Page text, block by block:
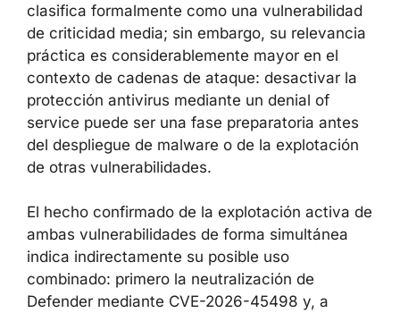
un denial of service en componentes de
Microsoft Defender. Con una puntuación
CVSS 4.0, se clasifica formalmente como una
vulnerabilidad de criticidad media; sin
embargo, su relevancia práctica es
considerablemente mayor en el contexto de
cadenas de ataque: desactivar la protección
antivirus mediante un denial of service puede
despliegue de malware o de la explotación de
otras vulnerabilidades.
El hecho confirmado de la explotación activa
de ambas vulnerabilidades de forma